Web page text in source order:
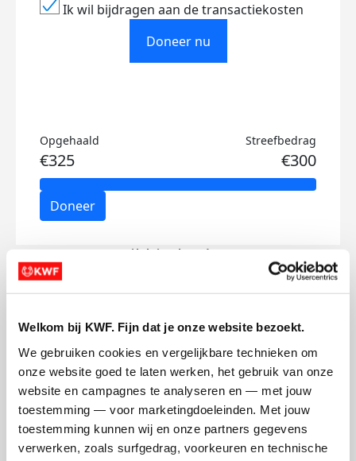
Welkom bij KWF. Fijn dat je onze website bezoekt.
We gebruiken cookies en vergelijkbare technieken om
onze website goed te laten werken, het gebruik van onze
website en campagnes te analyseren en — met jouw
toestemming — voor marketingdoeleinden. Met jouw
toestemming kunnen wij en onze partners gegevens
verwerken, zoals surfgedrag, voorkeuren en technische
Ik wil bijdragen aan de transactiekosten
Doneer nu
Opgehaald
€325
Streefbedrag
€300
Doneer
Nikki's badges